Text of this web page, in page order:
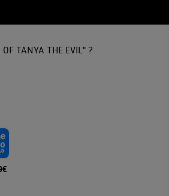
TANYA THE EVIL" ?